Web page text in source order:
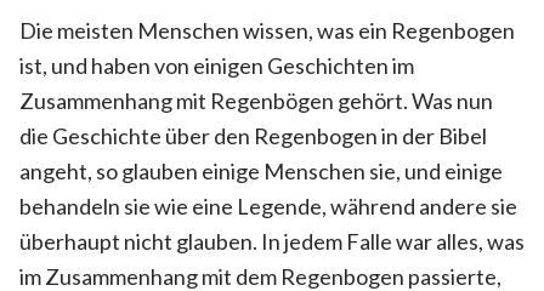
Die meisten Menschen wissen, was ein Regenbogen
ist, und haben von einigen Geschichten im
Zusammenhang mit Regenbögen gehört. Was nun
die Geschichte über den Regenbogen in der Bibel
angeht, so glauben einige Menschen sie, und einige
behandeln sie wie eine Legende, während andere sie
überhaupt nicht glauben. In jedem Falle war alles, was
im Zusammenhang mit dem Regenbogen passierte,